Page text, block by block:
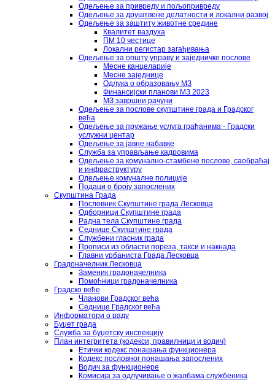
Одељење за привреду и пољопривреду
Одељење за друштвене делатности и локални развој
Одељење за заштиту животне средине
Квалитет ваздуха
ПМ 10 честице
Локални регистар загађивања
Одељење за општу управу и заједничке послове
Месне канцеларије
Месне заједнице
Одлука о образовању МЗ
Финансијски планови МЗ 2023
МЗ завршни рачуни
Одељење за послове скупштине града и Градског
већа
Одељење за пружање услуга грађанима - Градски
услужни центар
Одељење за јавне набавке
Служба за управљање кадровима
Одељење за комунално-стамбене послове, саобраћај
и инфраструктуру
Одељење комуналне полиције
Подаци о броју запослених
Скупштина Града
Пословник Скупштине града Лесковца
Одборници Скупштине града
Радна тела Скупштине града
Седнице Скупштине града
Службени гласник града
Прописи из области пореза, такси и накнада
Главни урбаниста Града Лесковца
Градоначелник Лесковца
Заменик градоначелника
Помоћници градоначелника
Градско веће
Чланови Градског већа
Седнице Градског већа
Информатори о раду
Буџет града
Служба за буџетску инспекцију
План интегритета (кодекси, правилници и водич)
Етички кодекс понашања функционера
Кодекс пословног понашања запослених
Водич за функционере
Комисија за одлучивање о жалбама службеника